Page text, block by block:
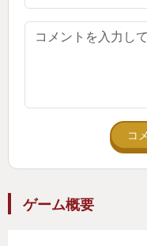
あのシーンはぜひ体
いきました。
サイドストーリーも
ろんな事件に巻き込
いのもすごくよくて
らないので快適に遊
コ
ゲーム概要